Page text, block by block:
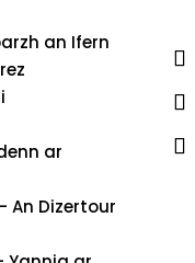
an Ifern
ar
An Dizertour